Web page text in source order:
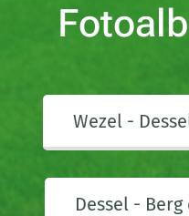
Wezel -
Dessel -